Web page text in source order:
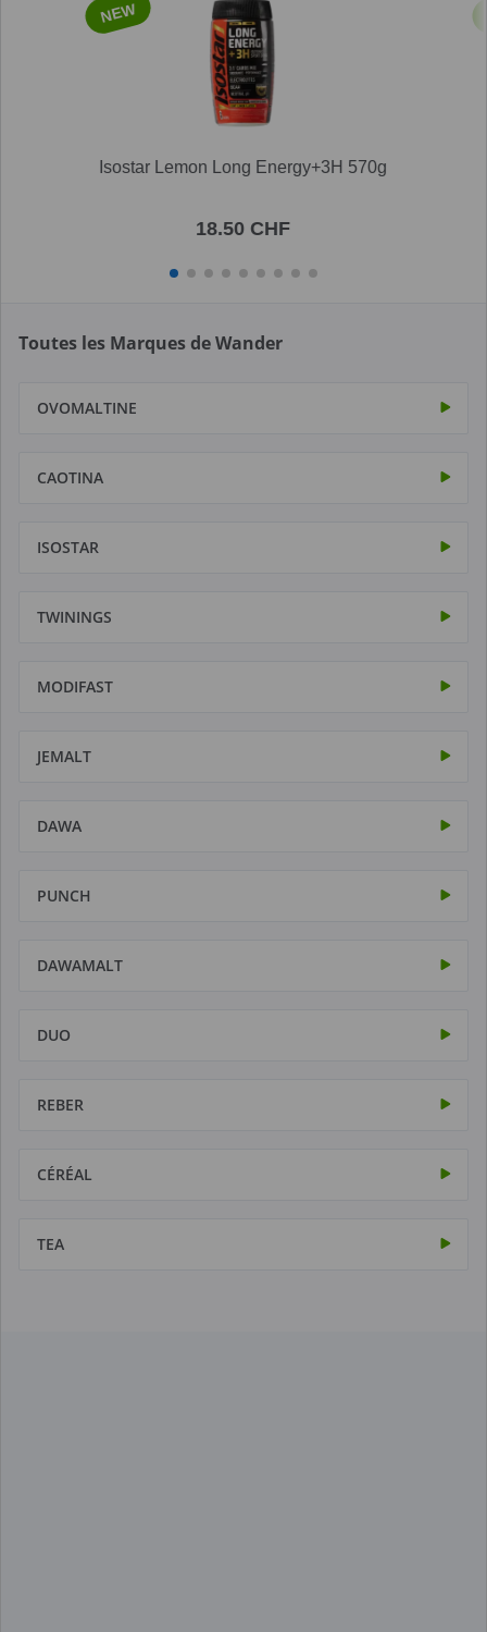
NEW
Isostar Lemon Long Energy+3H 570g
18.50 CHF
Toutes les Marques de Wander
OVOMALTINE
CAOTINA
ISOSTAR
TWININGS
MODIFAST
JEMALT
DAWA
PUNCH
DAWAMALT
DUO
REBER
CÉRÉAL
TEA